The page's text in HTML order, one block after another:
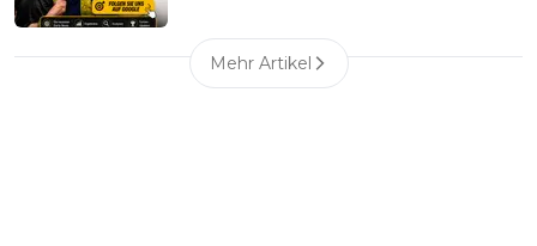
Mehr Artikel